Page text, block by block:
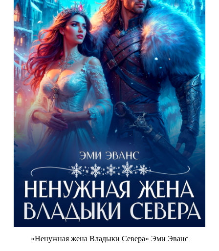
«Ненужная жена Владыки Севера» Эми Эванс